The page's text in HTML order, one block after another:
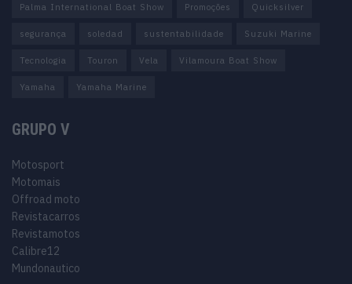
Palma International Boat Show Promoções Quicksilver
segurança soledad sustentabilidade Suzuki Marine
Tecnologia Touron Vela Vilamoura Boat Show
Yamaha Yamaha Marine
GRUPO V
Motosport
Motomais
Offroad moto
Revistacarros
Revistamotos
Calibre12
Mundonautico